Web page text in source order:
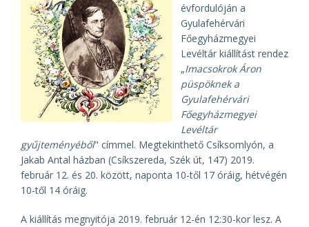
évfordulóján a
Gyulafehérvári
Főegyházmegyei
Levéltár kiállítást rendez
„Imacsokrok Áron
püspöknek a
Gyulafehérvári
Főegyházmegyei
Levéltár
gyűjteményéből" címmel. Megtekinthető Csíksomlyón, a
Jakab Antal házban (Csíkszereda, Szék út, 147) 2019.
február 12. és 20. között, naponta 10-től 17 óráig, hétvégén
10-től 14 óráig.
A kiállítás megnyitója 2019. február 12-én 12:30-kor lesz. A